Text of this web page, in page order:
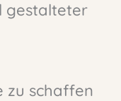
gestalteter
zu schaffen